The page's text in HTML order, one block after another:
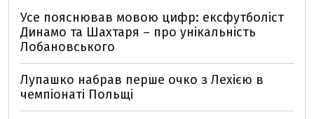
Усе пояснював мовою цифр: ексфутболіст
Динамо та Шахтаря – про унікальність
Лобановського
Лупашко набрав перше очко з Лехією в
чемпіонаті Польщі